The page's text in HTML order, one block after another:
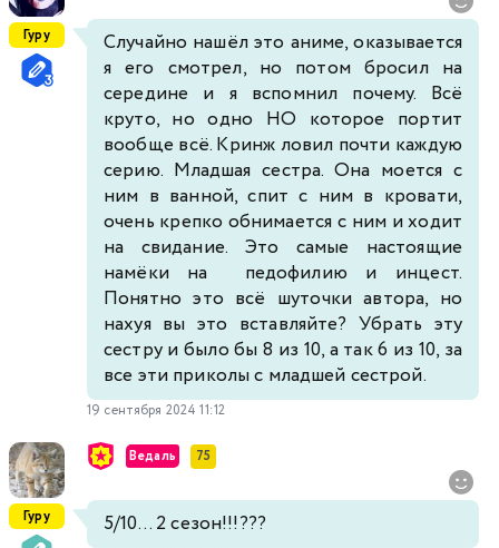
Гуру
Случайно нашёл это аниме, оказывается
я его смотрел, но потом бросил на
середине и я вспомнил почему. Всё
круто, но одно НО которое портит
вообще всё. Кринж ловил почти каждую
серию. Младшая сестра. Она моется с
ним в ванной, спит с ним в кровати,
очень крепко обнимается с ним и ходит
на свидание. Это самые настоящие
намёки на педофилию и инцест.
Понятно это всё шуточки автора, но
нахуя вы это вставляйте? Убрать эту
сестру и было бы 8 из 10, а так 6 из 10, за
все эти приколы с младшей сестрой.
19 сентября 2024 11:12
Гуру
Ведаль 75
5/10... 2 сезон!!!???